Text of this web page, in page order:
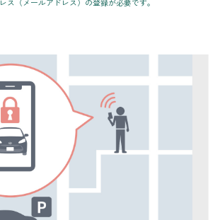
ス（メールアドレス）の登録が必要です。